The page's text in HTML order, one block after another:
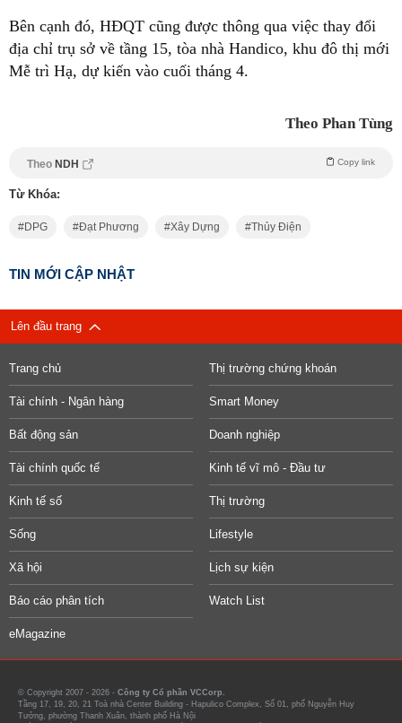
Bên cạnh đó, HĐQT cũng được thông qua việc thay đổi
địa chỉ trụ sở về tầng 15, tòa nhà Handico, khu đô thị mới
Mễ trì Hạ, dự kiến vào cuối tháng 4.
Theo Phan Tùng
Theo NDH Copy link
Từ Khóa:
DPG Đạt Phương Xây Dựng Thủy Điện
TIN MỚI CẬP NHẬT
Lên đầu trang
Trang chủ Thị trường chứng khoán
Tài chính - Ngân hàng Smart Money
Bất động sản Doanh nghiệp
Tài chính quốc tế Kinh tế vĩ mô - Đầu tư
Kinh tế số Thị trường
Sống Lifestyle
Xã hội Lịch sự kiện
Báo cáo phân tích Watch List
eMagazine
© Copyright 2007 - 2026 - Công ty Cổ phần VCCorp.
Tầng 17, 19, 20, 21 Toà nhà Center Building - Hapulico Complex, Số 01, phố Nguyễn Huy
Tưởng, phường Thanh Xuân, thành phố Hà Nội